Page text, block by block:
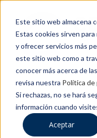
Este sitio web almacena
Estas cookies sirven
y ofrecer servicios más
este sitio web como a
conocer más acerca de
revisa nuestra Política de
Si rechazas, no se hará
información cuando
Aceptar